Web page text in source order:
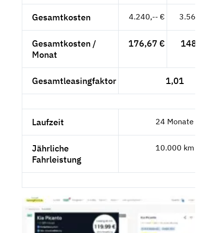
Gesamtkosten 4.240,-- € 3.563,03
Gesamtkosten /
Monat
176,67 € 148,46 €
Gesamtleasingfaktor 1,01
Laufzeit 24 Monate
Jährliche
Fahrleistung
10.000 km